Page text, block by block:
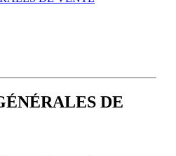
DE